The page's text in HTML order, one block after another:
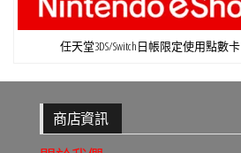
任天堂3DS/Switch日帳限定使用點數卡
商店資訊